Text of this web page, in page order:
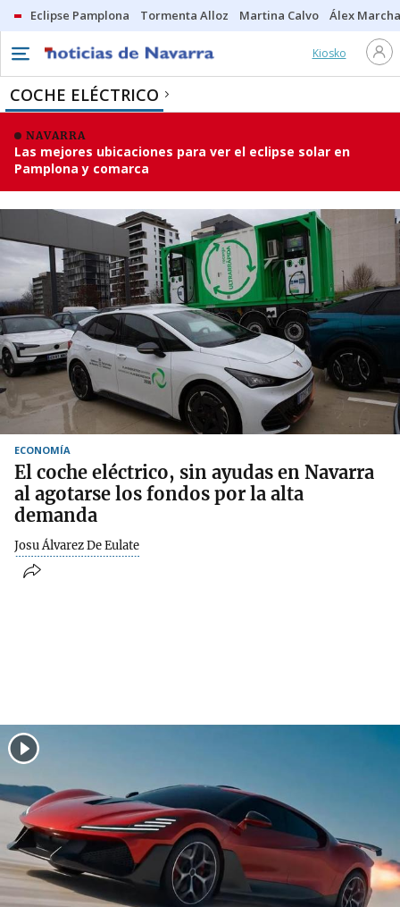
Eclipse Pamplona Tormenta Alloz Martina Calvo Álex
Kiosko
COCHE ELÉCTRICO
NAVARRA
Las mejores ubicaciones para ver el eclipse solar en
Pamplona y comarca
ECONOMÍA
El coche eléctrico, sin ayudas en Navarra
al agotarse los fondos por la alta
demanda
Josu Álvarez De Eulate